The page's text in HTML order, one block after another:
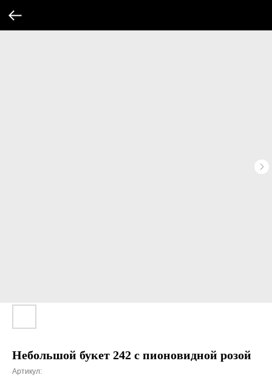
Небольшой букет 242 с пионовидной розой
Артикул: